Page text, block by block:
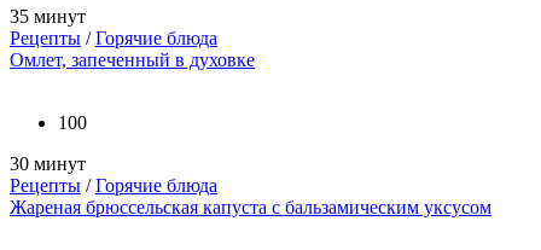
35 минут
Рецепты /Горячие блюда
Омлет, запеченный в духовке
100
30 минут
Рецепты /Горячие блюда
Жареная брюссельская капуста с бальзамическим уксусом